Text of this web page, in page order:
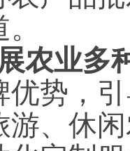
农业多
优势，
、休